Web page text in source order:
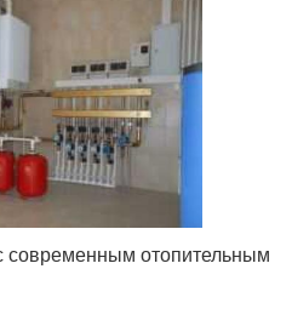
современным отопительным